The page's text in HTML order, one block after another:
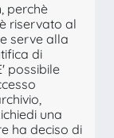
perchè
è riservato al
serve alla
di
possibile
una
ha deciso di